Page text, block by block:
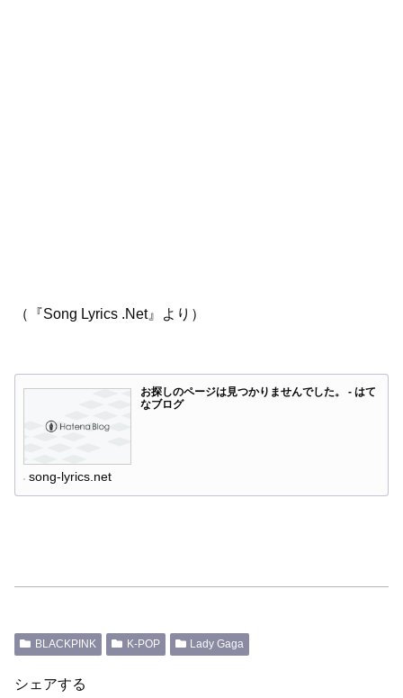
（『Song Lyrics .Net』より）
お探しのページは見つかりませんでした。 - はて
なブログ
song-lyrics.net
BLACKPINK K-POP Lady Gaga
シェアする